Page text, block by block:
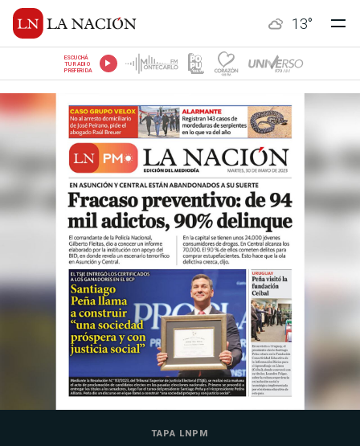
13°
ESCUCHÁ
TU RADIO
PREFERIDA
TAPA LNPM